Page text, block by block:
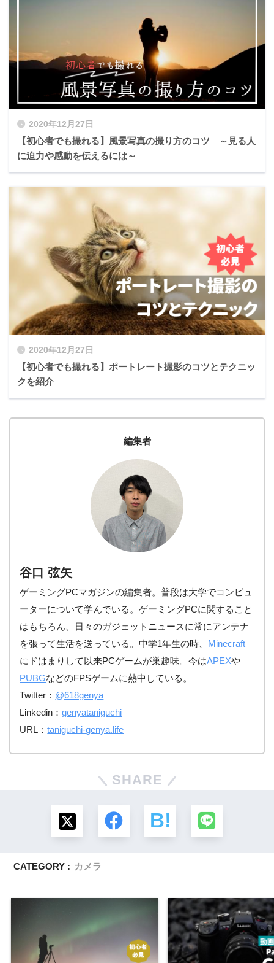
2020年12月27日
【初心者でも撮れる】風景写真の撮り方のコツ ～見る人
に迫力や感動を伝えるには～
2020年12月27日
【初心者でも撮れる】ポートレート撮影のコツとテクニッ
クを紹介
編集者
谷口 弦矢
ゲーミングPCマガジンの編集者。普段は大学でコンピュ
ーターについて学んでいる。ゲーミングPCに関すること
はもちろん、日々のガジェットニュースに常にアンテナ
を張って生活を送っている。中学1年生の時、 Minecraft
にドはまりして以来PCゲームが巣趣味。今はAPEXや
PUBGなどのFPSゲームに熱中している。
Twitter： @618genya
Linkedin：genyataniguchi
URL：taniguchi-genya.life
SHARE
CATEGORY : カメラ